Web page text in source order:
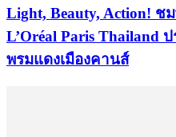
Light, Beauty, Action!
L’Oréal Paris Thailand
พรมแดงเมืองคานส์